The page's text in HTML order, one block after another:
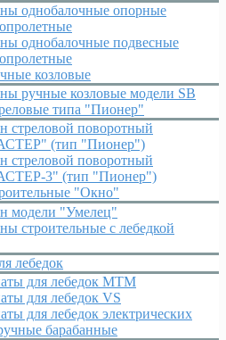
однобалочные опорные
однобалочные подвесные
козловые
ручные козловые модели SB
типа "Пионер"
стреловой поворотный
(тип "Пионер")
стреловой поворотный
3" (тип "Пионер")
"Окно"
модели "Умелец"
строительные с лебедкой
лебедок
для лебедок MTM
для лебедок VS
для лебедок электрических
барабанные